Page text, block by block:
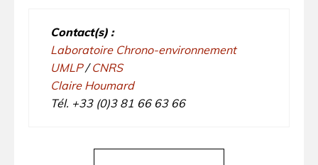
Contact(s) :
Laboratoire Chrono-environnement
UMLP/CNRS
Claire Houmard
Tél. +33 (0)3 81 66 63 66